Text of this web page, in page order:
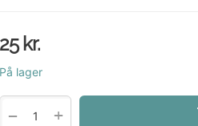
25 kr.
På lager
+
−